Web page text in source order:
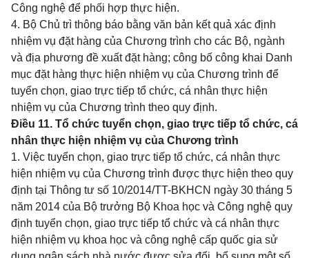
Công nghệ để phối hợp thực hiện.
4. Bộ Chủ trì thông báo bằng văn bản kết quả xác định
nhiệm vụ đặt hàng của Chương trình cho các Bộ, ngành
và địa phương đề xuất đặt hàng; công bố công khai Danh
mục đặt hàng thực hiện nhiệm vụ của Chương trình để
tuyển chọn, giao trực tiếp tổ chức, cá nhân thực hiện
nhiệm vụ của Chương trình theo quy định.
Điều 11. Tổ chức tuyển chọn, giao trực tiếp tổ chức, cá
nhân thực hiện nhiệm vụ của Chương trình
1. Việc tuyển chọn, giao trực tiếp tổ chức, cá nhân thực
hiện nhiệm vụ của Chương trình được thực hiện theo quy
định tại Thông tư số 10/2014/TT-BKHCN ngày 30 tháng 5
năm 2014 của Bộ trưởng Bộ Khoa học và Công nghệ quy
định tuyển chọn, giao trực tiếp tổ chức và cá nhân thực
hiện nhiệm vụ khoa học và công nghệ cấp quốc gia sử